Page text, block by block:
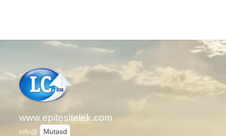
www.epitesitelek.com
info@
Mutasd